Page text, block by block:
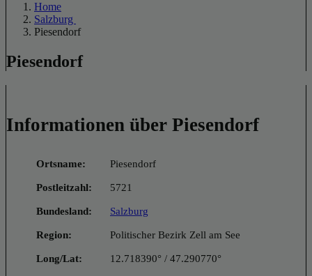
Home
Salzburg
Piesendorf
Piesendorf
Informationen über Piesendorf
Ortsname: Piesendorf
Postleitzahl: 5721
Bundesland: Salzburg
Region: Politischer Bezirk Zell am See
Long/Lat: 12.718390° / 47.290770°